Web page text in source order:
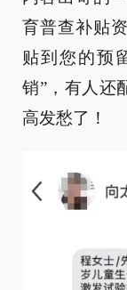
育普查补贴
贴到您的预
销”，有人
高发愁了！